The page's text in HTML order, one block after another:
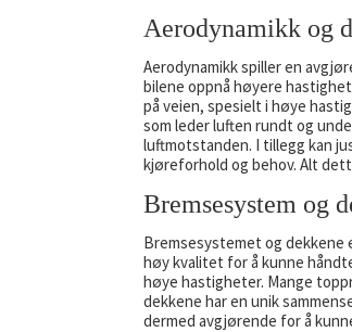
Aerodynamikk og
Aerodynamikk spiller en
bilene oppnå høyere
på veien, spesielt i høye
som leder luften rundt og
luftmotstanden. I tillegg kan
kjøreforhold og behov. Alt
Bremsesystem og
Bremsesystemet og
høy kvalitet for å kunne
høye hastigheter. Mange
dekkene har en unik
dermed avgjørende for å